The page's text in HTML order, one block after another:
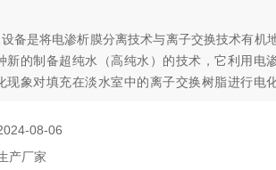
备是将电渗析膜分离技术与离子交换技术有机
新的制备超纯水（高纯水）的技术，它利用电
现象对填充在淡水室中的离子交换树脂进行电
的树脂通过水的电解连续再生，工作是连续的，
08-06
产厂家